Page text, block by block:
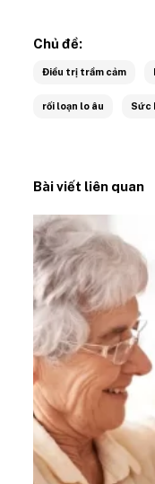
Chủ đề:
Điều trị trầm cảm
rối loạn lo âu Sức
Bài viết liên quan